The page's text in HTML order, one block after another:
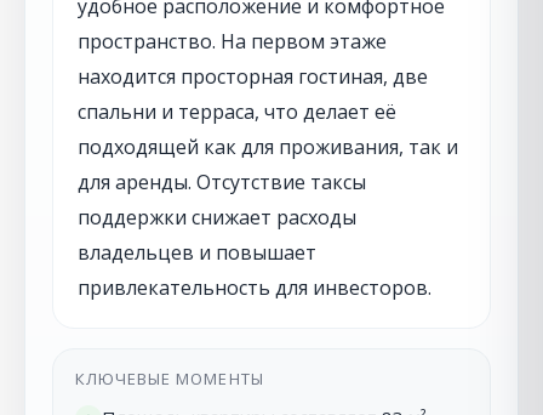
удобное расположение и комфортное
пространство. На первом этаже
находится просторная гостиная, две
спальни и терраса, что делает её
подходящей как для проживания, так и
для аренды. Отсутствие таксы
поддержки снижает расходы
владельцев и повышает
привлекательность для инвесторов.
КЛЮЧЕВЫЕ МОМЕНТЫ